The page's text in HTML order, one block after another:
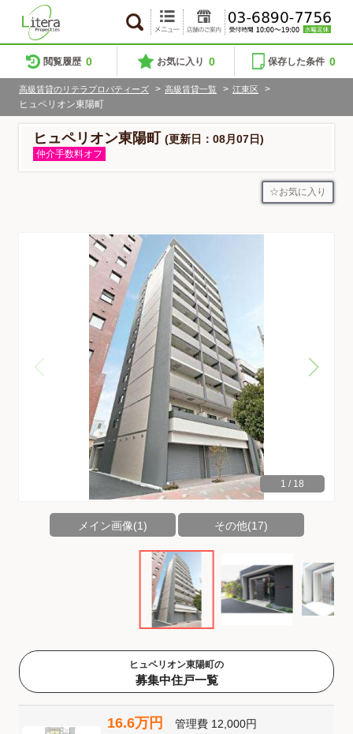
閲覧履歴 0 お気に入り 0 保存した条件 0
高級賃貸のリテラプロパティーズ > 高級賃貸一覧 > 江東区
>
ヒュペリオン東陽町
ヒュペリオン東陽町 (更新日：08月07日)
仲介手数料オフ
お気に入り
1 / 18
メイン画像(1) その他(17)
ヒュペリオン東陽町の
募集中住戸一覧
16.6万円 管理費 12,000円